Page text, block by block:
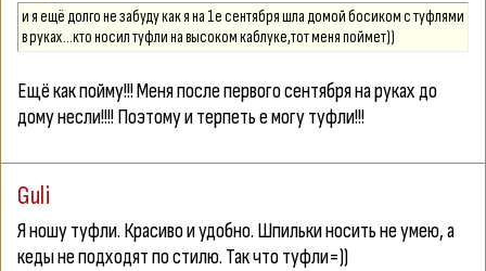
и я ещё долго не забуду как я на 1е сентября шла домой босиком с туфлями
в руках...кто носил туфли на высоком каблуке,тот меня поймет))
Ещё как пойму!!! Меня после первого сентября на руках до
дому несли!!!! Поэтому и терпеть е могу туфли!!!
Guli
Я ношу туфли. Красиво и удобно. Шпильки носить не умею, а
кеды не подходят по стилю. Так что туфли=))